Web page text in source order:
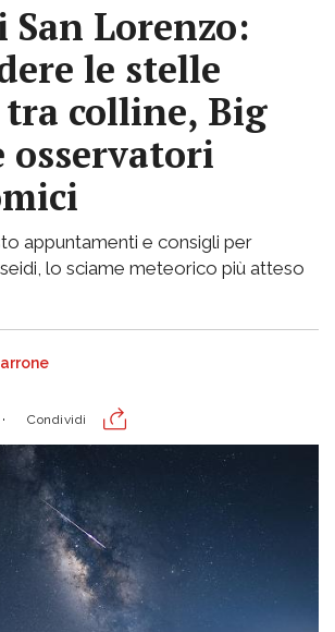
San Lorenzo:
le stelle
colline, Big
osservatori
appuntamenti e consigli per
lo sciame meteorico più atteso
Condividi